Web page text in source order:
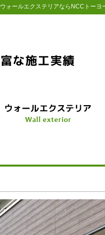
ォールエクステリアならNCCトーヨ